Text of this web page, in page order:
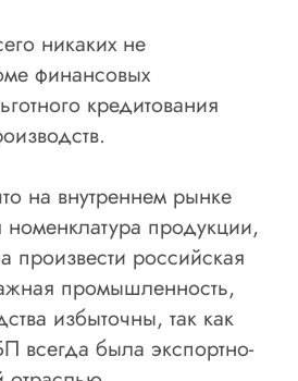
никаких не
финансовых
кредитования
на внутреннем рынке
номенклатура продукции,
произвести российская
промышленность,
избыточны, так как
всегда была экспортно-